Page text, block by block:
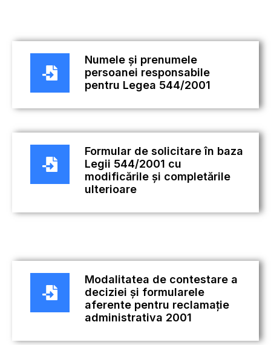
Numele și prenumele
persoanei responsabile
pentru Legea 544/2001
Formular de solicitare în baza
Legii 544/2001 cu
modificările și completările
ulterioare
Modalitatea de contestare a
deciziei și formularele
aferente pentru reclamație
administrativa 2001